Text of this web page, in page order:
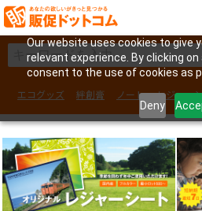
Our website uses cookies to give
relevant experience. By clicking
consent to the use of cookies as
Deny
エコグッズ 絆創膏 ノート レジャー
フェイスシール